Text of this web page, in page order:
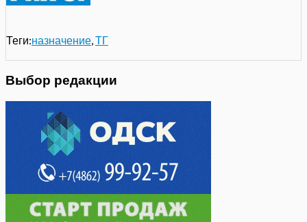
Теги:назначение ТГ
Выбор редакции